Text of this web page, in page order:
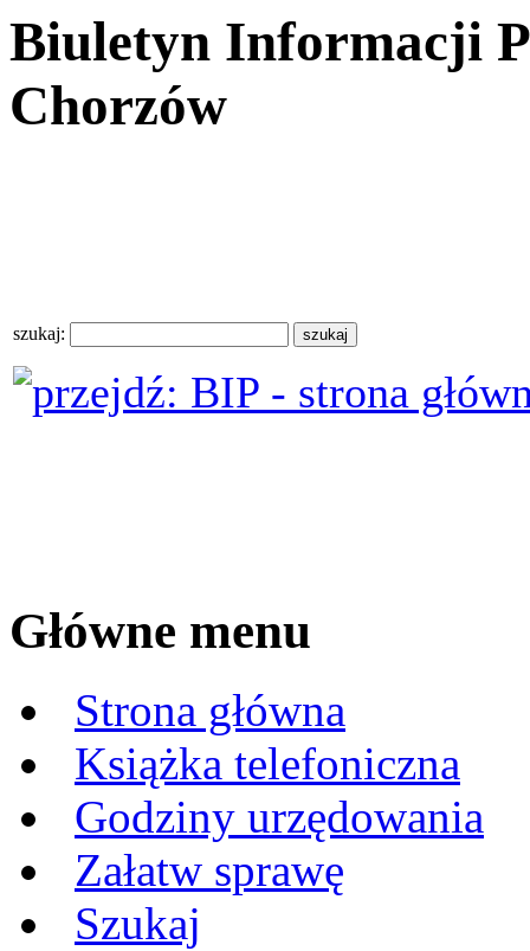
Biuletyn Informacji
Chorzów
szukaj:
Główne menu
Strona główna
Książka telefoniczna
Godziny urzędowania
Załatw sprawę
Szukaj